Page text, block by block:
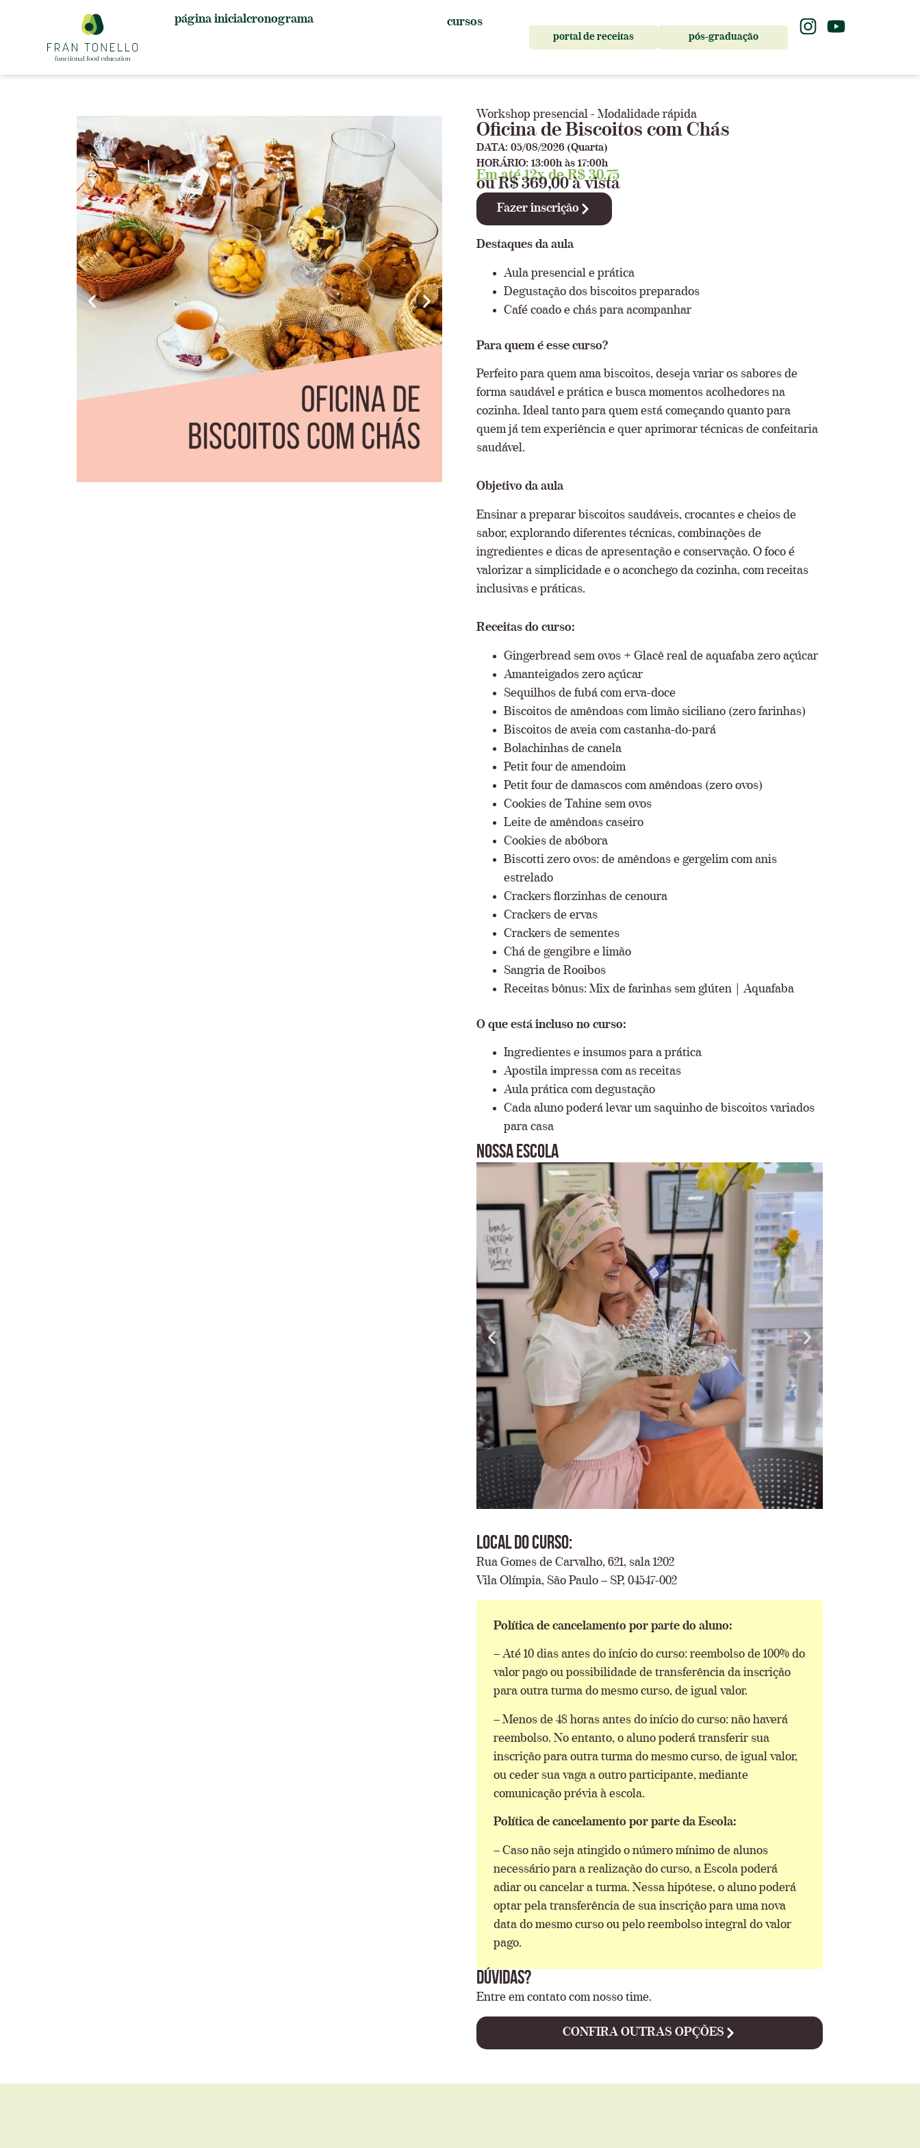
página inicialcronograma cursos
portal de receitas pós-graduação
Workshop presencial - Modalidade rápida
Oficina de Biscoitos com Chás
DATA: 05/08/2026 (Quarta)
HORÁRIO: 13:00h às 17:00h
Em até 12x de R$ 30,75
ou R$ 369,00 à vista
Fazer inscrição
Destaques da aula
Aula presencial e prática
Degustação dos biscoitos preparados
Café coado e chás para acompanhar
Para quem é esse curso?
Perfeito para quem ama biscoitos, deseja variar os sabores de
forma saudável e prática e busca momentos acolhedores na
cozinha. Ideal tanto para quem está começando quanto para
quem já tem experiência e quer aprimorar técnicas de confeitaria
saudável.
Objetivo da aula
Ensinar a preparar biscoitos saudáveis, crocantes e cheios de
sabor, explorando diferentes técnicas, combinações de
ingredientes e dicas de apresentação e conservação. O foco é
valorizar a simplicidade e o aconchego da cozinha, com receitas
inclusivas e práticas.
Receitas do curso:
Gingerbread sem ovos + Glacê real de aquafaba zero açúcar
Amanteigados zero açúcar
Sequilhos de fubá com erva-doce
Biscoitos de amêndoas com limão siciliano (zero farinhas)
Biscoitos de aveia com castanha-do-pará
Bolachinhas de canela
Petit four de amendoim
Petit four de damascos com amêndoas (zero ovos)
Cookies de Tahine sem ovos
Leite de amêndoas caseiro
Cookies de abóbora
Biscotti zero ovos: de amêndoas e gergelim com anis
estrelado
Crackers florzinhas de cenoura
Crackers de ervas
Crackers de sementes
Chá de gengibre e limão
Sangria de Rooibos
Receitas bônus: Mix de farinhas sem glúten | Aquafaba
O que está incluso no curso:
Ingredientes e insumos para a prática
Apostila impressa com as receitas
Aula prática com degustação
Cada aluno poderá levar um saquinho de biscoitos variados
para casa
Nossa escola
Local do Curso:
Rua Gomes de Carvalho, 621, sala 1202
Vila Olímpia, São Paulo – SP, 04547-002
Política de cancelamento por parte do aluno:
– Até 10 dias antes do início do curso: reembolso de 100% do
valor pago ou possibilidade de transferência da inscrição
para outra turma do mesmo curso, de igual valor.
– Menos de 48 horas antes do início do curso: não haverá
reembolso. No entanto, o aluno poderá transferir sua
inscrição para outra turma do mesmo curso, de igual valor,
ou ceder sua vaga a outro participante, mediante
comunicação prévia à escola.
Política de cancelamento por parte da Escola:
– Caso não seja atingido o número mínimo de alunos
necessário para a realização do curso, a Escola poderá
adiar ou cancelar a turma. Nessa hipótese, o aluno poderá
optar pela transferência de sua inscrição para uma nova
data do mesmo curso ou pelo reembolso integral do valor
pago.
dúvidas?
Entre em contato com nosso time.
CONFIRA OUTRAS OPÇÕES